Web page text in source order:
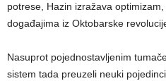
potrese, Hazin izražava
događajima iz Oktobarske
Nasuprot pojednostavljenim
sistem tada preuzeli neuki